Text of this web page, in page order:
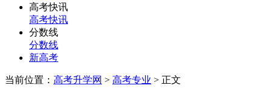
高考快讯
高考快讯
分数线
分数线
新高考
当前位置： 高考升学网 > 高考专业 > 正文